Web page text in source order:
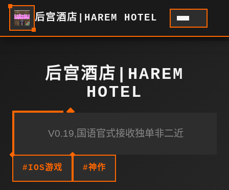
后宫酒店|HAREM HOTEL
后宫酒店|HAREM
HOTEL
V0.19,国语官式接收独单非二近
#IOS游戏 #神作